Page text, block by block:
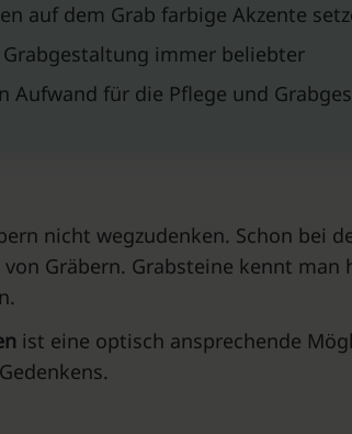
auf dem Grab farbige Akzente
immer beliebter
Aufwand für die Pflege und
nicht wegzudenken. Schon bei
von Gräbern. Grabsteine kennt
ist eine optisch ansprechende